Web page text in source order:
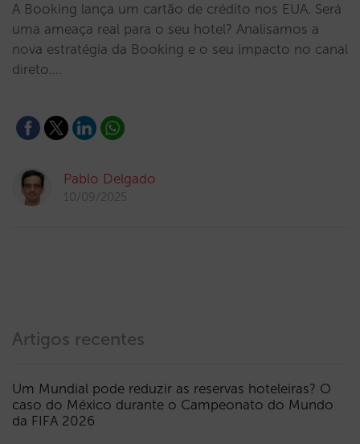
A Booking lança um cartão de crédito nos EUA. Será
uma ameaça real para o seu hotel? Analisamos a
nova estratégia da Booking e o seu impacto no canal
direto.…
Pablo Delgado
10/09/2025
Artigos recentes
Um Mundial pode reduzir as reservas hoteleiras? O
caso do México durante o Campeonato do Mundo
da FIFA 2026